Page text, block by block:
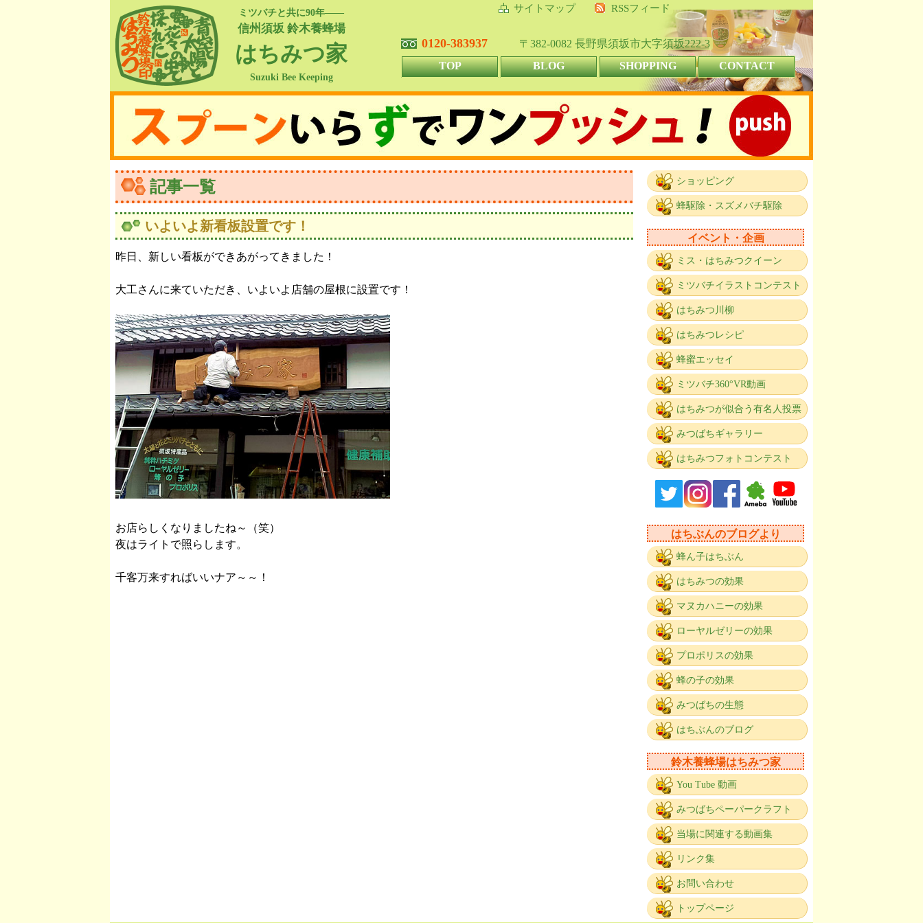
ミツバチと共に90年――
信州須坂 鈴木養蜂場
はちみつ家
Suzuki Bee Keeping
サイトマップ RSSフィード
0120-383937
〒382-0082 長野県須坂市大字須坂222-3
TOP
BLOG SHOPPING CONTACT
記事一覧
いよいよ新看板設置です！
昨日、新しい看板ができあがってきました！
大工さんに来ていただき、いよいよ店舗の屋根に設置です！
お店らしくなりましたね～（笑）
夜はライトで照らします。
千客万来すればいいナア～～！
ショッピング
蜂駆除・スズメバチ駆除
イベント・企画
ミス・はちみつクイーン
ミツバチイラストコンテスト
はちみつ川柳
はちみつレシピ
蜂蜜エッセイ
ミツバチ360°VR動画
はちみつが似合う有名人投票
みつばちギャラリー
はちみつフォトコンテスト
はちぶんのブログより
蜂ん子はちぶん
はちみつの効果
マヌカハニーの効果
ローヤルゼリーの効果
プロポリスの効果
蜂の子の効果
みつばちの生態
はちぶんのブログ
鈴木養蜂場はちみつ家
You Tube 動画
みつばちペーパークラフト
当場に関連する動画集
リンク集
お問い合わせ
トップページ